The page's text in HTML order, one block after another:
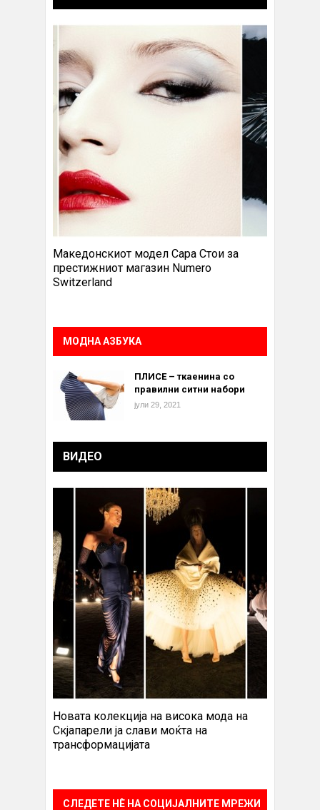
Македонскиот модел Сара Стои за
престижниот магазин Numero
Switzerland
МОДНА АЗБУКА
ПЛИСЕ – ткаенина со
правилни ситни набори
јули 29, 2021
ВИДЕО
Новата колекција на висока мода на
Скјапарели ја слави моќта на
трансформацијата
СЛЕДЕТЕ НÈ НА СОЦИЈАЛНИТЕ МРЕЖИ